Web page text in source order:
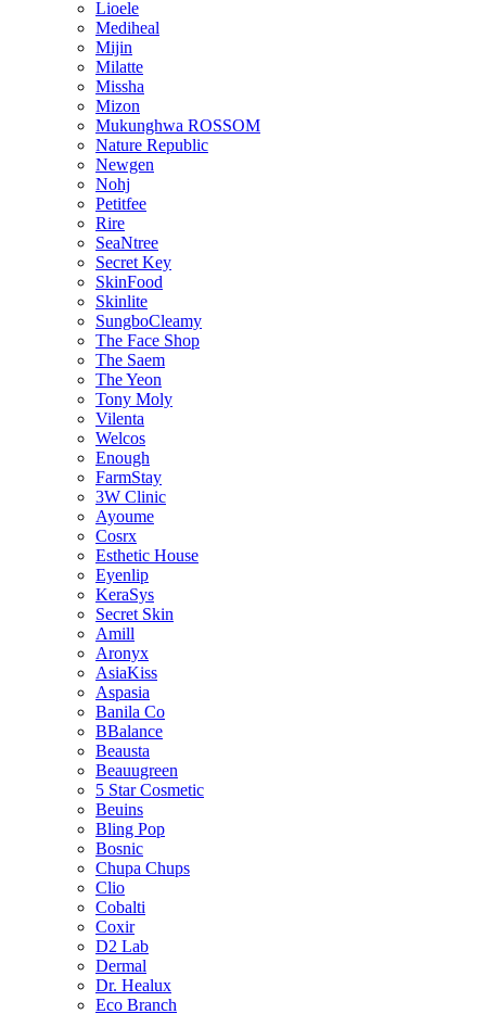
Lioele
Mediheal
Mijin
Milatte
Missha
Mizon
Mukunghwa ROSSOM
Nature Republic
Newgen
Nohj
Petitfee
Rire
SeaNtree
Secret Key
SkinFood
Skinlite
SungboCleamy
The Face Shop
The Saem
The Yeon
Tony Moly
Vilenta
Welcos
Enough
FarmStay
3W Clinic
Ayoume
Cosrx
Esthetic House
Eyenlip
KeraSys
Secret Skin
Amill
Aronyx
AsiaKiss
Aspasia
Banila Co
BBalance
Beausta
Beauugreen
5 Star Cosmetic
Beuins
Bling Pop
Bosnic
Chupa Chups
Clio
Cobalti
Coxir
D2 Lab
Dermal
Dr. Healux
Eco Branch